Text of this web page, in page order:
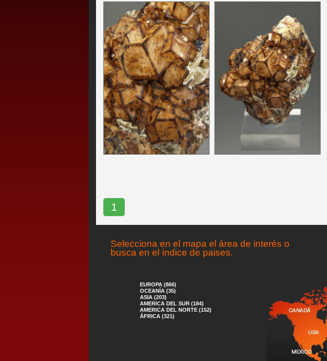
1
Selecciona en el mapa el área de interés o
busca en el índice de paises.
EUROPA (866)
OCEANÍA (35)
ASIA (203)
AMERICA DEL SUR (184)
AMERICA DEL NORTE (152)
ÁFRICA (321)